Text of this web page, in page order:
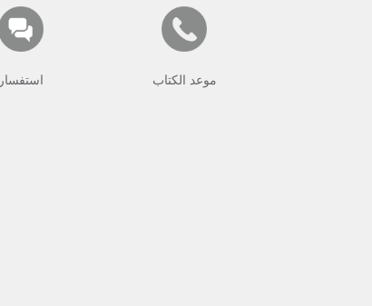
موعد الكتاب استفسار